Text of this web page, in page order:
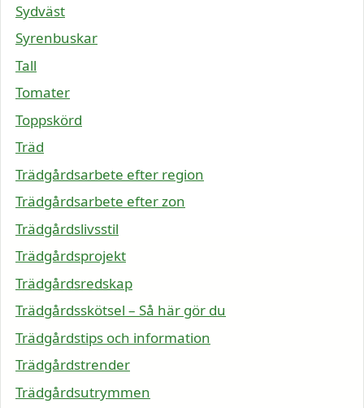
Sydväst
Syrenbuskar
Tall
Tomater
Toppskörd
Träd
Trädgårdsarbete efter region
Trädgårdsarbete efter zon
Trädgårdslivsstil
Trädgårdsprojekt
Trädgårdsredskap
Trädgårdsskötsel – Så här gör du
Trädgårdstips och information
Trädgårdstrender
Trädgårdsutrymmen